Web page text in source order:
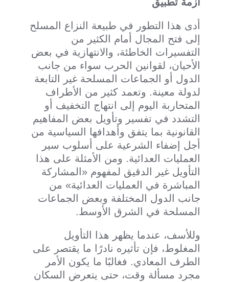
أدى هذا التطور في طبيعة النزاع المسلح
إلى فتح المجال أمام الكثير من
التفسيرات الخاطئة، والانتهازية في بعض
الأحيان، لقوانين الحرب سواء من جانب
الدول أو الجماعات المسلحة غير التابعة
لدولة معينة. وتعمد كثير من الأطراف
المتحاربة اليوم إلى انتهاج التخفيف أو
التشدد في تفسير وتأويل بعض المفاهيم
القانونية بما يتفق وأهدافها السياسية من
أجل إضفاء الشرعية على أسلوب سير
العمليات العدائية. ومن الأمثلة على هذا
التأويل غير الدقيق لمفهوم «المشاركة
المباشرة في العمليات العدائية» من
جانب الدول المختلفة وبعض الجماعات
المسلحة في الشرق الأوسط.
وللأسف، عندما يظهر هذا التأويل
المغلوط، فإن تأثيره نادرًا ما يقتصر على
الطرف المعادي. فغالبًا ما يكون الأمر
مجرد مسألة وقت، حتى يتعرض السكان